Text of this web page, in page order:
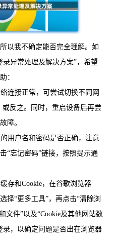
以我不确定能否完全理解。如
异常处理及解决方案”，希望
：
连接正常，可尝试切换不同网
反之。同时，重启设备后再尝
障。
用户名和密码是否正确，注意
“忘记密码”链接，按照提示通
存和Cookie，在谷歌浏览器
择“更多工具”，再点击“清除浏
文件”以及“Cookie及其他网站数
，以确定问题是否出在浏览器